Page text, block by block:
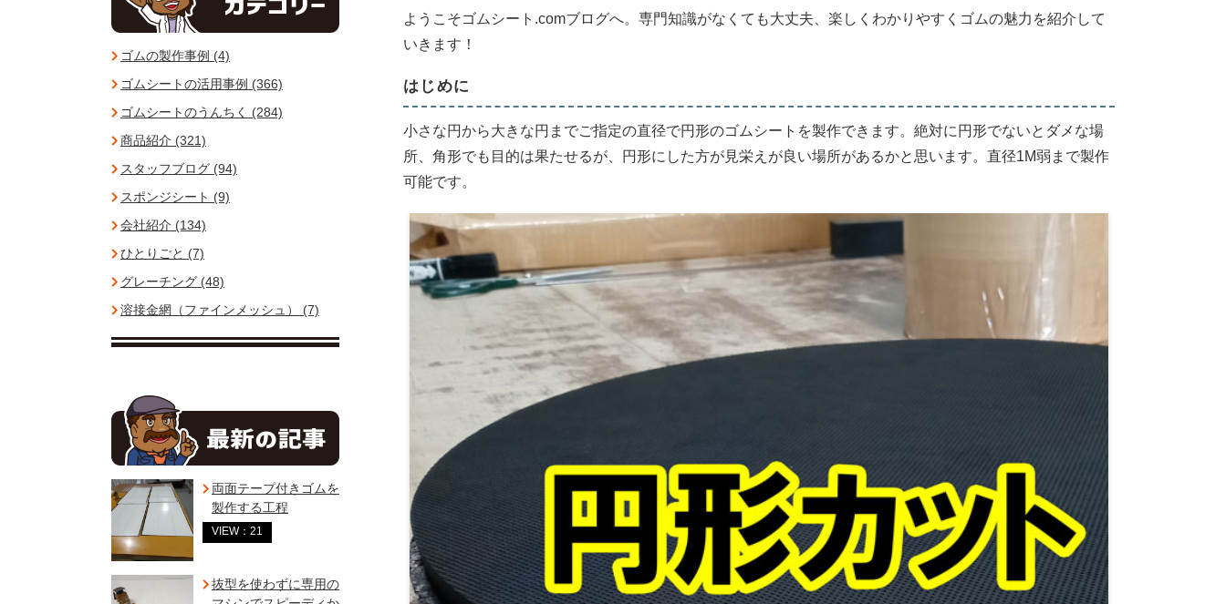
ようこそゴムシート.comブログへ。専門知識がなくても大丈夫、楽しくわかりやすくゴムの魅力を紹介して
いきます！
はじめに
小さな円から大きな円までご指定の直径で円形のゴムシートを製作できます。絶対に円形でないとダメな場
所、角形でも目的は果たせるが、円形にした方が見栄えが良い場所があるかと思います。直径1M弱まで製作
可能です。
ゴムの製作事例 (4)
ゴムシートの活用事例 (366)
ゴムシートのうんちく (284)
商品紹介 (321)
スタッフブログ (94)
スポンジシート (9)
会社紹介 (134)
ひとりごと (7)
グレーチング (48)
溶接金網（ファインメッシュ） (7)
両面テープ付きゴムを
製作する工程
VIEW：21
抜型を使わずに専用の